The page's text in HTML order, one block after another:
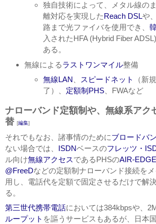
独自技術によって、メタル線の
離対応を実現したReach DSLや
路まで光ファイバを使用でき、
入されたHFA (Hybrid Fiber
ある。
無線によるラストワンマイル整備
無線LAN
スピードネット
（新
了）、 定額制 PHS 、FWAなど
ナローバンド定額制や、無線系アク
替 [編集]
それでもなお、諸事情のためにブロードバ
ない場合では、 ISDNベースのフレッツ・
ル向け無線アクセスであるPHSのAIR-EDGE
@FreeDなどの定額制ナローバンド接続を
用し、電話代を定額で固定させるだけで解
る。
第三世代携帯電話においては384kbpsや、
ループット を謳うサービスもあるが、日本